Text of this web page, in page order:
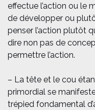
effectue l’action ou le
de développer ou
penser l’action plutôt
dire non pas de
permettre l’action.
– La tête et le cou
primordial se
trépied fondamental